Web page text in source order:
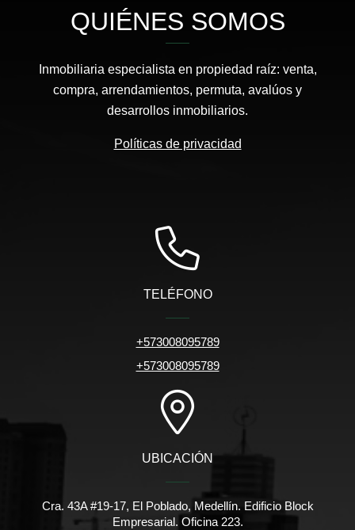
QUIÉNES SOMOS
Inmobiliaria especialista en propiedad raíz: venta,
compra, arrendamientos, permuta, avalúos y
desarrollos inmobiliarios.
Políticas de privacidad
TELÉFONO
+573008095789
+573008095789
UBICACIÓN
Cra. 43A #19-17, El Poblado, Medellín. Edificio Block
Empresarial. Oficina 223.